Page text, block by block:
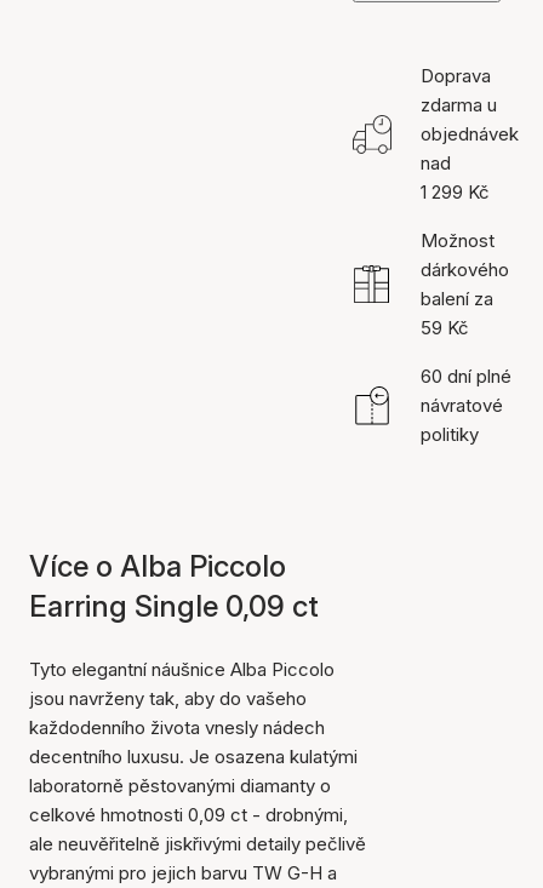
Doprava
zdarma u
objednávek
nad
1 299 Kč
Možnost
dárkového
balení za
59 Kč
60 dní plné
návratové
politiky
Více o Alba Piccolo
Earring Single 0,09 ct
Tyto elegantní náušnice Alba Piccolo
jsou navrženy tak, aby do vašeho
každodenního života vnesly nádech
decentního luxusu. Je osazena kulatými
laboratorně pěstovanými diamanty o
celkové hmotnosti 0,09 ct - drobnými,
ale neuvěřitelně jiskřivými detaily pečlivě
vybranými pro jejich barvu TW G-H a